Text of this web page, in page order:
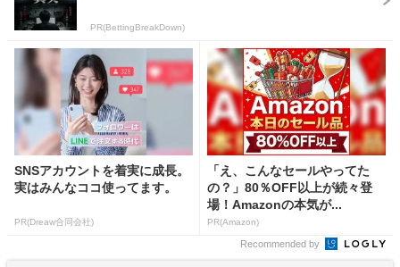
PR(BettingBreakDown)
SNSアカウントを着実に成長。
実はみんなココ使ってます。
PR(Dreaw合同会社)
「え、こんなセールやってた
の？」80％OFF以上が続々登
場！Amazonの本気が...
PR(Amazon)
Recommended by